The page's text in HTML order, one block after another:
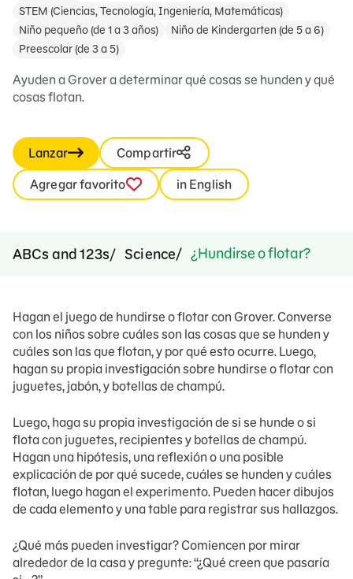
STEM (Ciencias, Tecnología, Ingeniería, Matemáticas)
Niño pequeño (de 1 a 3 años)
Niño de Kindergarten (de 5 a 6)
Preescolar (de 3 a 5)
Ayuden a Grover a determinar qué cosas se hunden y qué
cosas flotan.
Lanzar
Compartir
Agregar favorito
in English
ABCs and 123s Science ¿Hundirse o flotar?
Hagan el juego de hundirse o flotar con Grover. Converse
con los niños sobre cuáles son las cosas que se hunden y
cuáles son las que flotan, y por qué esto ocurre. Luego,
hagan su propia investigación sobre hundirse o flotar con
juguetes, jabón, y botellas de champú.
Luego, haga su propia investigación de si se hunde o si
flota con juguetes, recipientes y botellas de champú.
Hagan una hipótesis, una reflexión o una posible
explicación de por qué sucede, cuáles se hunden y cuáles
flotan, luego hagan el experimento. Pueden hacer dibujos
de cada elemento y una table para registrar sus hallazgos.
¿Qué más pueden investigar? Comiencen por mirar
alrededor de la casa y pregunte: “¿Qué creen que pasaría